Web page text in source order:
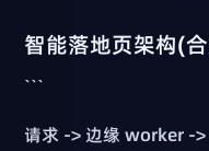
智能落地页架构(
```
请求 -> 边缘 worker -